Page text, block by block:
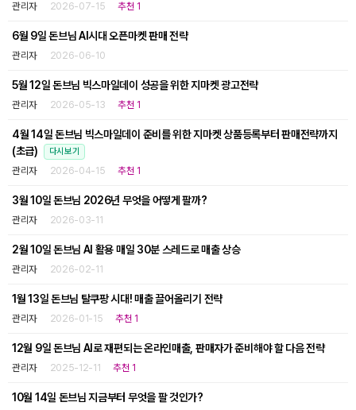
관리자 2026-07-15 추천 1
6월 9일 돈브님 AI시대 오픈마켓 판매 전략
관리자 2026-06-10
5월 12일 돈브님 빅스마일데이 성공을 위한 지마켓 광고전략
관리자 2026-05-13 추천 1
4월 14일 돈브님 빅스마일데이 준비를 위한 지마켓 상품등록부터 판매전략까지
(초급)
다시보기
관리자 2026-04-15 추천 1
3월 10일 돈브님 2026년 무엇을 어떻게 팔까?
관리자 2026-03-11
2월 10일 돈브님 AI 활용 매일 30분 스레드로 매출 상승
관리자 2026-02-11
1월 13일 돈브님 탈쿠팡 시대! 매출 끌어올리기 전략
관리자 2026-01-15 추천 1
12월 9일 돈브님 AI로 재편되는 온라인매출, 판매자가 준비해야 할 다음 전략
관리자 2025-12-11 추천 1
10월 14일 돈브님 지금부터 무엇을 팔 것인가?